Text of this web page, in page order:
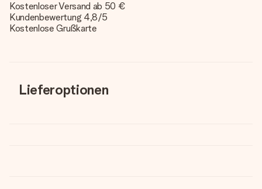
Kostenloser Versand ab 50 €
Kundenbewertung 4,8/5
Kostenlose Grußkarte
Lieferoptionen